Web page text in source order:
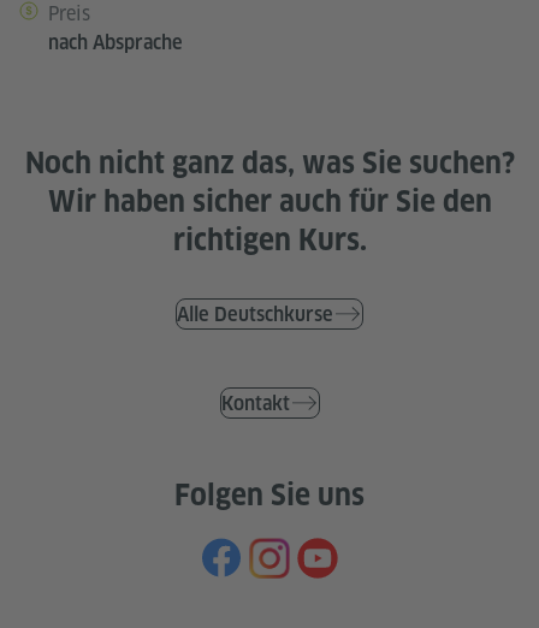
Preis
nach Absprache
Noch nicht ganz das, was Sie suchen?
Wir haben sicher auch für Sie den
richtigen Kurs.
Alle Deutschkurse
Kontakt
Folgen Sie uns